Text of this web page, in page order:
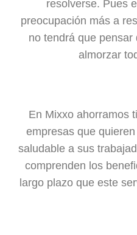
resolverse. Pues
preocupación más a
no tendrá que
almorzar
En Mixxo ahorramos
empresas que
saludable a sus
comprenden los
largo plazo que este